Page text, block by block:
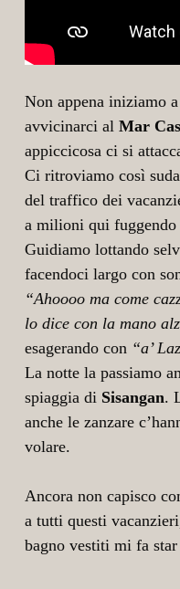
Non appena iniziamo
avvicinarci al Mar
appiccicosa ci si
Ci ritroviamo così
del traffico dei
a milioni qui fuggendo
Guidiamo lottando
facendoci largo con
“Ahoooo ma come
lo dice con la mano
esagerando con “a’
La notte la passiamo
spiaggia di Sisangan.
anche le zanzare
volare.
Ancora non capisco
a tutti questi
bagno vestiti mi fa star